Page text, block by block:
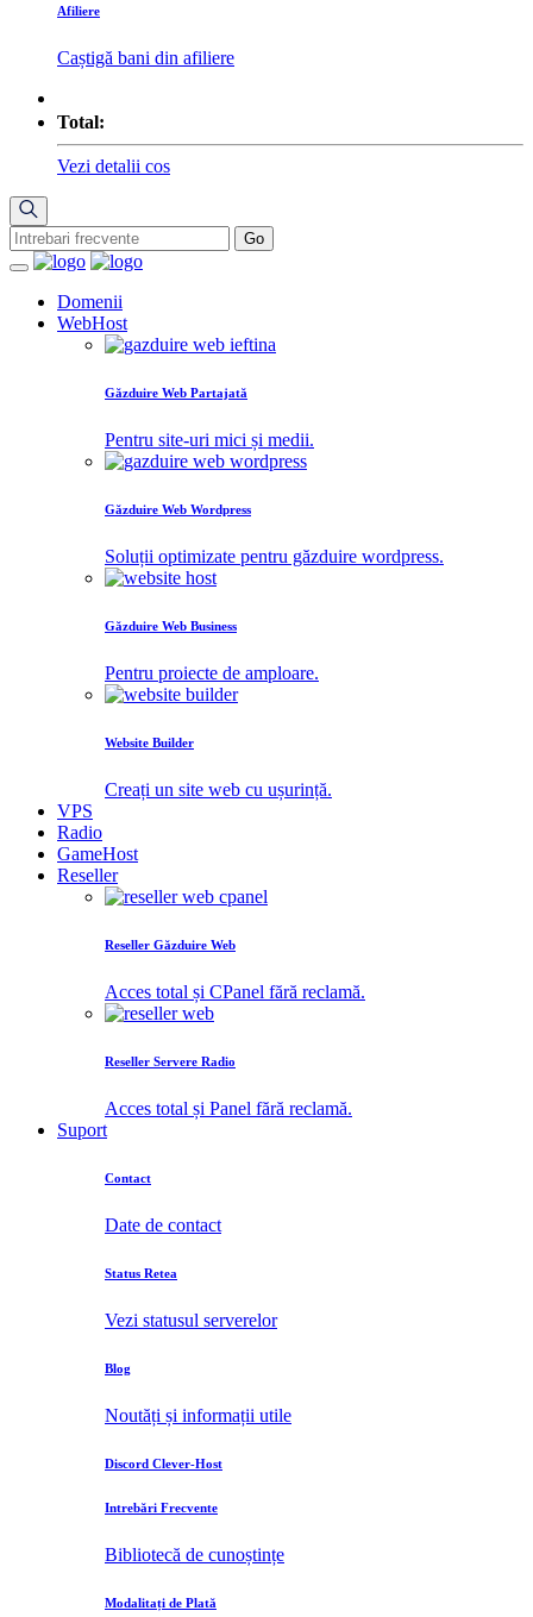
Afiliere
Caștigă bani din afiliere
Total:
Vezi detalii cos
Domenii
WebHost
Găzduire Web Partajată
Pentru site-uri mici și medii.
Găzduire Web Wordpress
Soluții optimizate pentru găzduire wordpress.
Găzduire Web Business
Pentru proiecte de amploare.
Website Builder
Creați un site web cu ușurință.
VPS
Radio
GameHost
Reseller
Reseller Găzduire Web
Acces total și CPanel fără reclamă.
Reseller Servere Radio
Acces total și Panel fără reclamă.
Suport
Contact
Date de contact
Status Retea
Vezi statusul serverelor
Blog
Noutăți și informații utile
Discord Clever-Host
Intrebări Frecvente
Bibliotecă de cunoștințe
Modalitați de Plată